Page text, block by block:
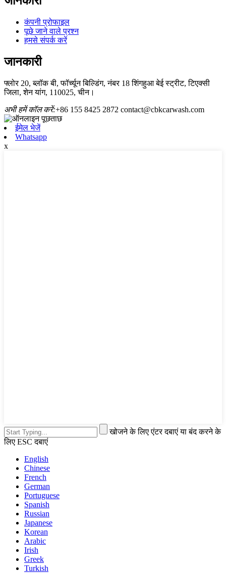
कंपनी प्रोफाइल
पूछे जाने वाले प्रश्न
हमसे संपर्क करें
जानकारी
फ्लोर 20, ब्लॉक बी, फॉर्च्यून बिल्डिंग, नंबर 18 शिंगहुआ बेई स्ट्रीट, टिएक्सी
जिला, शेन यांग, 110025, चीन।
अभी हमें कॉल करें:+86 155 8425 2872 contact@cbkcarwash.com
ईमेल भेजें
Whatsapp
x
खोजने के लिए एंटर दबाएं या बंद करने के
लिए ESC दबाएं
English
Chinese
French
German
Portuguese
Spanish
Russian
Japanese
Korean
Arabic
Irish
Greek
Turkish